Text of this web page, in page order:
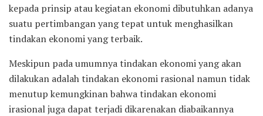
kepada prinsip atau kegiatan ekonomi dibutuhkan adanya
suatu pertimbangan yang tepat untuk menghasilkan
tindakan ekonomi yang terbaik.
Meskipun pada umumnya tindakan ekonomi yang akan
dilakukan adalah tindakan ekonomi rasional namun tidak
menutup kemungkinan bahwa tindakan ekonomi
irasional juga dapat terjadi dikarenakan diabaikannya